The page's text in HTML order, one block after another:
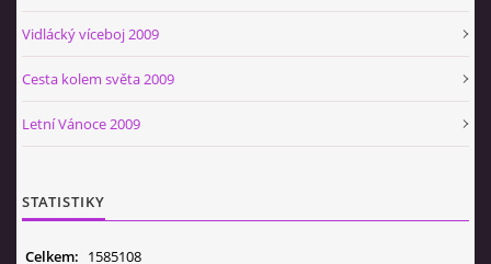
Vidlácký víceboj 2009
Cesta kolem světa 2009
Letní Vánoce 2009
STATISTIKY
Celkem: 1585108